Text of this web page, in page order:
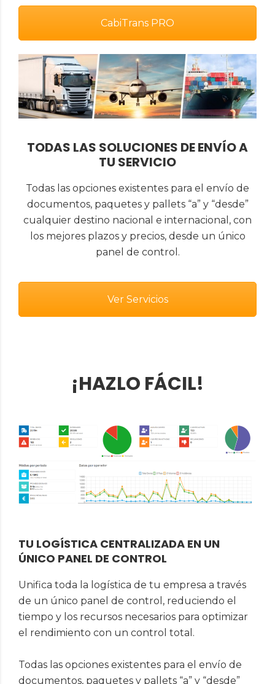
CabiTrans PRO
TODAS LAS SOLUCIONES DE ENVÍO A
TU SERVICIO
Todas las opciones existentes para el envío de
documentos, paquetes y pallets “a” y “desde”
cualquier destino nacional e internacional, con
los mejores plazos y precios, desde un único
panel de control.
Ver Servicios
¡HAZLO FÁCIL!
TU LOGÍSTICA CENTRALIZADA EN UN
ÚNICO PANEL DE CONTROL
Unifica toda la logística de tu empresa a través
de un único panel de control, reduciendo el
tiempo y los recursos necesarios para optimizar
el rendimiento con un control total.
Todas las opciones existentes para el envío de
documentos, paquetes y pallets “a” y “desde”